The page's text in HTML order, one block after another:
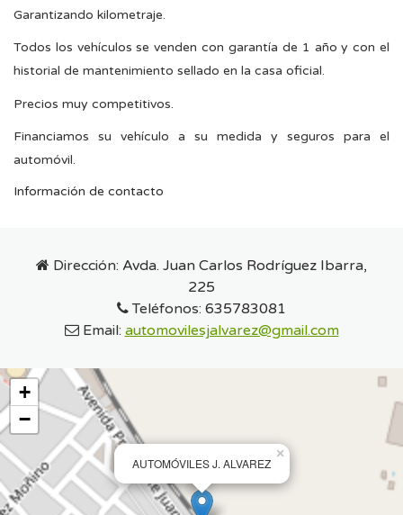
Garantizando kilometraje.
Todos los vehículos se venden con garantía de 1 año y con el
historial de mantenimiento sellado en la casa oficial.
Precios muy competitivos.
Financiamos su vehículo a su medida y seguros para el
automóvil.
Información de contacto
Dirección: Avda. Juan Carlos Rodríguez Ibarra,
225
Teléfonos: 635783081
Email: automovilesjalvarez@gmail.com
AUTOMÓVILES J. ALVAREZ
×
+
−